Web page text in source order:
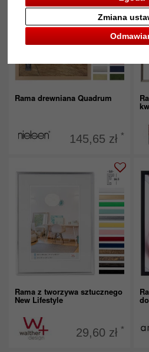
Zmiana
Rama drewniana Quadrum
145,65 zł *
Rama z tworzywa sztucznego
New Lifestyle
29,60 zł *